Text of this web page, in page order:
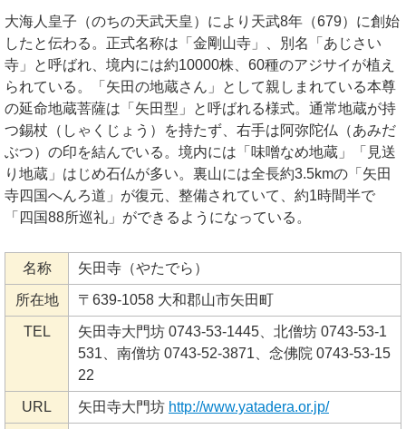
大海人皇子（のちの天武天皇）により天武8年（679）に創始
したと伝わる。正式名称は「金剛山寺」、別名「あじさい
寺」と呼ばれ、境内には約10000株、60種のアジサイが植え
られている。「矢田の地蔵さん」として親しまれている本尊
の延命地蔵菩薩は「矢田型」と呼ばれる様式。通常地蔵が持
つ錫杖（しゃくじょう）を持たず、右手は阿弥陀仏（あみだ
ぶつ）の印を結んでいる。境内には「味噌なめ地蔵」「見送
り地蔵」はじめ石仏が多い。裏山には全長約3.5kmの「矢田
寺四国へんろ道」が復元、整備されていて、約1時間半で
「四国88所巡礼」ができるようになっている。
名称 矢田寺（やたでら）
所在地 〒639-1058 大和郡山市矢田町
TEL
矢田寺大門坊 0743-53-1445、北僧坊 0743-53-1
531、南僧坊 0743-52-3871、念佛院 0743-53-15
22
URL 矢田寺大門坊 http://www.yatadera.or.jp/